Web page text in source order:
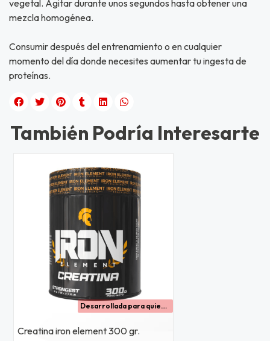
vegetal. Agitar durante unos segundos hasta obtener una
mezcla homogénea.
Consumir después del entrenamiento o en cualquier
momento del día donde necesites aumentar tu ingesta de
proteínas.
También Podría Interesarte
Desarrollada para quienes buscan aumentar su fuerza, mejorar el rendimiento físico y potenciar el desarrollo muscular con una creatina de alta pureza y excelente calidad.
Creatina iron element 300 gr.